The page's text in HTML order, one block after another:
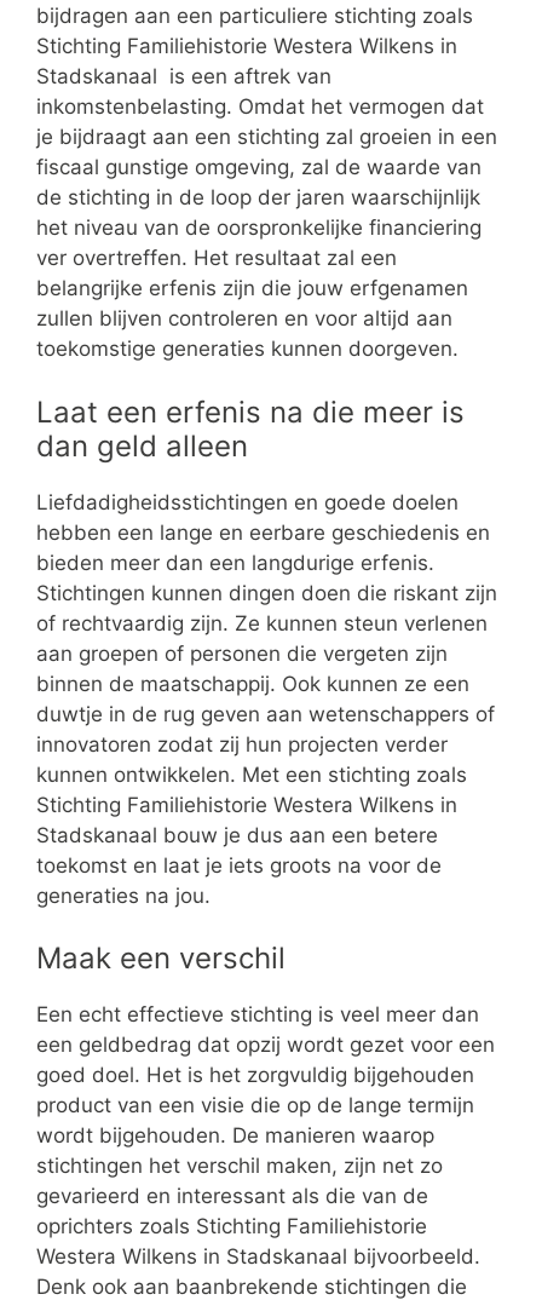
bijdragen aan een particuliere stichting zoals
Stichting Familiehistorie Westera Wilkens in
Stadskanaal is een aftrek van
inkomstenbelasting. Omdat het vermogen dat
je bijdraagt aan een stichting zal groeien in een
fiscaal gunstige omgeving, zal de waarde van
de stichting in de loop der jaren waarschijnlijk
het niveau van de oorspronkelijke financiering
ver overtreffen. Het resultaat zal een
belangrijke erfenis zijn die jouw erfgenamen
zullen blijven controleren en voor altijd aan
toekomstige generaties kunnen doorgeven.
Laat een erfenis na die meer is
dan geld alleen
Liefdadigheidsstichtingen en goede doelen
hebben een lange en eerbare geschiedenis en
bieden meer dan een langdurige erfenis.
Stichtingen kunnen dingen doen die riskant zijn
of rechtvaardig zijn. Ze kunnen steun verlenen
aan groepen of personen die vergeten zijn
binnen de maatschappij. Ook kunnen ze een
duwtje in de rug geven aan wetenschappers of
innovatoren zodat zij hun projecten verder
kunnen ontwikkelen. Met een stichting zoals
Stichting Familiehistorie Westera Wilkens in
Stadskanaal bouw je dus aan een betere
toekomst en laat je iets groots na voor de
generaties na jou.
Maak een verschil
Een echt effectieve stichting is veel meer dan
een geldbedrag dat opzij wordt gezet voor een
goed doel. Het is het zorgvuldig bijgehouden
product van een visie die op de lange termijn
wordt bijgehouden. De manieren waarop
stichtingen het verschil maken, zijn net zo
gevarieerd en interessant als die van de
oprichters zoals Stichting Familiehistorie
Westera Wilkens in Stadskanaal bijvoorbeeld.
Denk ook aan baanbrekende stichtingen die